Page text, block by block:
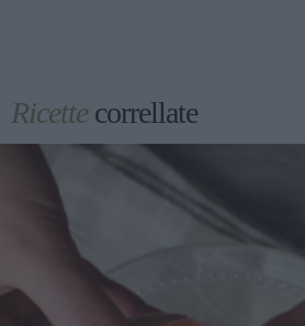
Ricettecorrellate